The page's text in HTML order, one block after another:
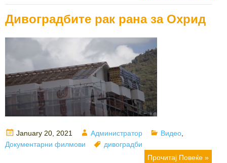
Дивоградбите рак рана за Охрид
Posted
on
January 20, 2021 Author
Администратор Categories
Видео
Документарни филмови
Tags
дивоградби
Прочитај Повеќе »